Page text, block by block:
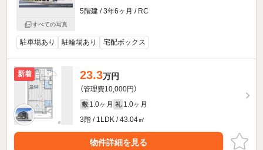
すべての写真
5階建 / 3年6ヶ月 / RC
駐車場あり 駐輪場あり 宅配ボックス
新着 23.3万円
（管理費10,000円）
敷 1.0ヶ月 礼 1.0ヶ月
3階 / 1LDK / 43.04㎡
物件詳細を見る